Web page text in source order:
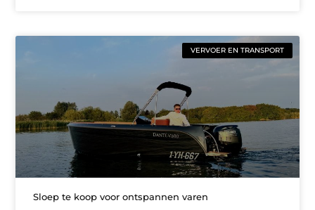
VERVOER EN TRANSPORT
Sloep te koop voor ontspannen varen